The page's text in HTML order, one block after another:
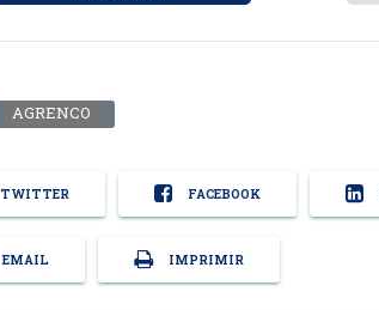
AGRENCO
TWITTER FACEBOOK
EMAIL IMPRIMIR